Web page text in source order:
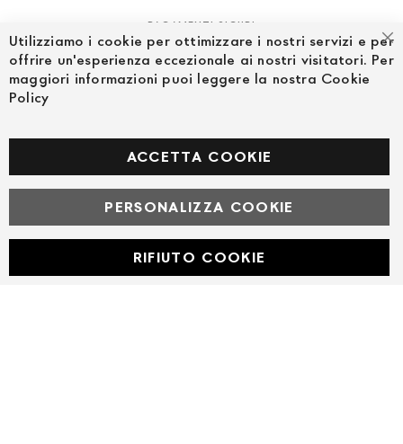
PAGAMENTI SICURI
Facebook
© Powered by MAV Arreda s.r.l. | P.IVA IT05919160969
Corso Lodi, 2 | Milano - pec mavarreda@pec.it
Utilizziamo i cookie per ottimizzare i nostri servizi e per
offrire un'esperienza eccezionale ai nostri visitatori. Per
maggiori informazioni puoi leggere la nostra Cookie
Policy
ACCETTA COOKIE
PERSONALIZZA COOKIE
RIFIUTO COOKIE